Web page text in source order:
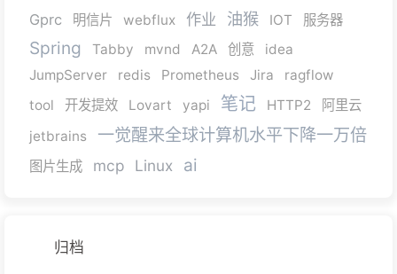
Gprc 明信片 webflux 作业 油猴 IOT 服务器
Spring Tabby mvnd A2A 创意
idea
JumpServer
redis Prometheus Jira
ragflow
tool
开发提效 Lovart yapi 笔记 HTTP2
阿里云
jetbrains
一觉醒来全球计算机水平下降一万倍
图片生成 mcp Linux ai
归档